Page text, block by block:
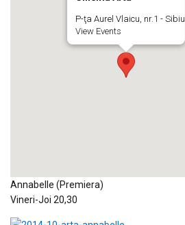
P-ţa Aurel Vlaicu, nr.1 - Sibiu
View Events
Annabelle (Premiera)
Vineri-Joi 20,30